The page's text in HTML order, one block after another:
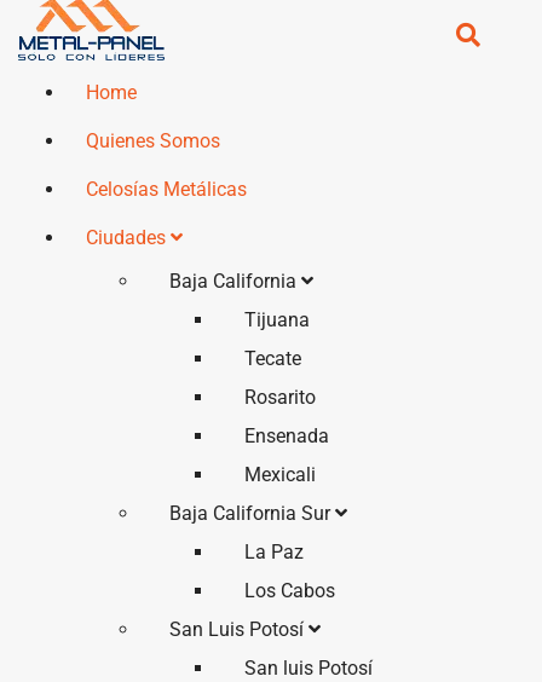
Home
Quienes Somos
Celosías Metálicas
Ciudades
Baja California
Tijuana
Tecate
Rosarito
Ensenada
Mexicali
Baja California Sur
La Paz
Los Cabos
San Luis Potosí
San luis Potosí